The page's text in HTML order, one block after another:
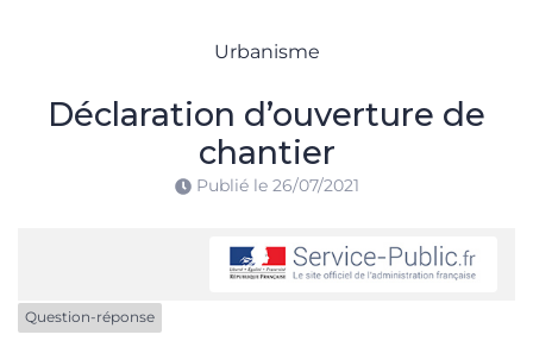
Urbanisme
Déclaration d’ouverture de
chantier
Publié le 26/07/2021
Question-réponse